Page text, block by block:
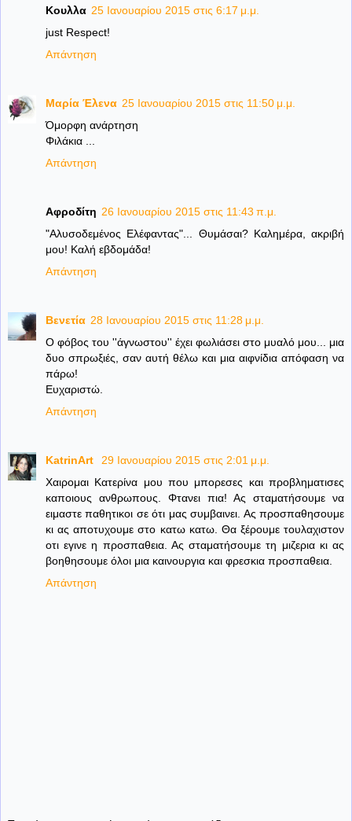
Κουλλα 25 Ιανουαρίου 2015 στις 6:17 μ.μ.
just Respect!
Απάντηση
Μαρία Έλενα 25 Ιανουαρίου 2015 στις 11:50 μ.μ.
Όμορφη ανάρτηση
Φιλάκια ...
Απάντηση
Αφροδίτη 26 Ιανουαρίου 2015 στις 11:43 π.μ.
"Αλυσοδεμένος Ελέφαντας"... Θυμάσαι? Καλημέρα, ακριβή
μου! Καλή εβδομάδα!
Απάντηση
Βενετία 28 Ιανουαρίου 2015 στις 11:28 μ.μ.
Ο φόβος του ''άγνωστου'' έχει φωλιάσει στο μυαλό μου... μια
δυο σπρωξιές, σαν αυτή θέλω και μια αιφνίδια απόφαση να
πάρω!
Ευχαριστώ.
Απάντηση
KatrinArt
29 Ιανουαρίου 2015 στις 2:01 μ.μ.
Χαιρομαι Κατερίνα μου που μπορεσες και προβληματισες
καποιους ανθρωπους. Φτανει πια! Ας σταματήσουμε να
ειμαστε παθητικοι σε ότι μας συμβαινει. Ας προσπαθησουμε
κι ας αποτυχουμε στο κατω κατω. Θα ξέρουμε τουλαχιστον
οτι εγινε η προσπαθεια. Ας σταματήσουμε τη μιζερια κι ας
βοηθησουμε όλοι μια καινουργια και φρεσκια προσπαθεια.
Απάντηση